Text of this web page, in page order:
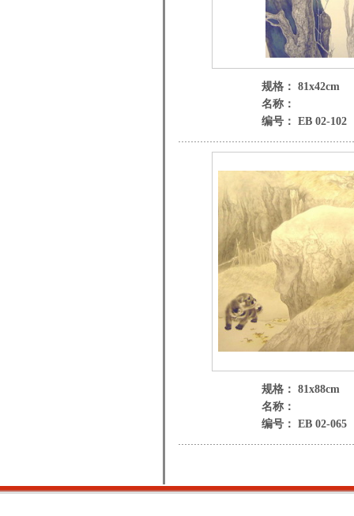
规格： 81x42cm
名称：
编号： EB 02-102
规格： 81x88cm
名称：
编号： EB 02-065